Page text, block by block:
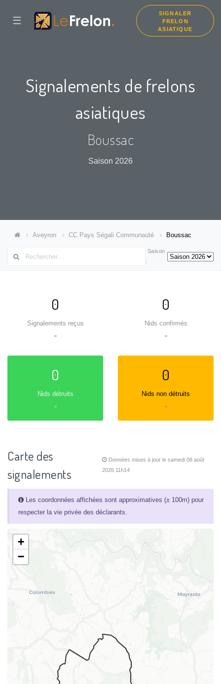
☰
SIGNALER
FRELON
ASIATIQUE
Signalements de frelons
asiatiques
Boussac
Saison 2026
Aveyron CC Pays Ségali Communauté Boussac
Saison
:
0
Signalements reçus
=
0
Nids confirmés
=
0
Nids détruits
=
0
Nids non détruits
=
Carte des
signalements
Données mises à jour le samedi 08 août
2026 11h14
Les coordonnées affichées sont approximatives (± 100m) pour
respecter la vie privée des déclarants.
+
−